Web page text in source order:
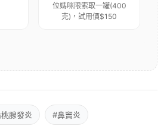
位媽咪限索取一罐(400
克)，試用價$150
腺發炎 #鼻竇炎